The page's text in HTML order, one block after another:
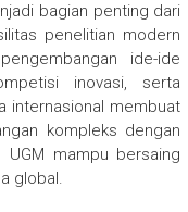
bagian penting dari
penelitian modern
ide-ide
inovasi, serta
internasional membuat
kompleks dengan
mampu bersaing
global.